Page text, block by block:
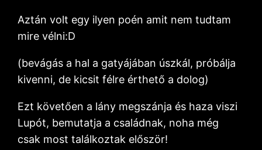
Aztán volt egy ilyen poén amit nem tudtam
mire vélni:D
(bevágás a hal a gatyájában úszkál, próbálja
kivenni, de kicsit félre érthető a dolog)
Ezt követően a lány megszánja és haza viszi
Lupót, bemutatja a családnak, noha még
csak most találkoztak először!